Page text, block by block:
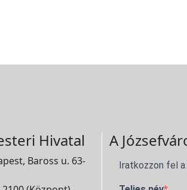
Hivatal
Baross u. 63-
A
Iratkozzon fel